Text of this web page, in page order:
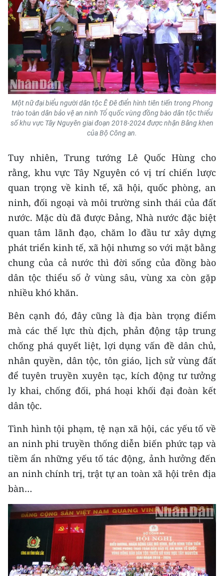
Một nữ đại biểu người dân tộc Ê Đê điển hình tiên tiến trong Phong
trào toàn dân bảo vệ an ninh Tổ quốc vùng đồng bào dân tộc thiểu
số khu vực Tây Nguyên giai đoạn 2018-2024 được nhận Bằng khen
của Bộ Công an.
Tuy nhiên, Trung tướng Lê Quốc Hùng cho
rằng, khu vực Tây Nguyên có vị trí chiến lược
quan trọng về kinh tế, xã hội, quốc phòng, an
ninh, đối ngoại và môi trường sinh thái của đất
nước. Mặc dù đã được Đảng, Nhà nước đặc biệt
quan tâm lãnh đạo, chăm lo đầu tư xây dựng
phát triển kinh tế, xã hội nhưng so với mặt bằng
chung của cả nước thì đời sống của đồng bào
dân tộc thiểu số ở vùng sâu, vùng xa còn gặp
nhiều khó khăn.
Bên cạnh đó, đây cũng là địa bàn trọng điểm
mà các thế lực thù địch, phản động tập trung
chống phá quyết liệt, lợi dụng vấn đề dân chủ,
nhân quyền, dân tộc, tôn giáo, lịch sử vùng đất
để tuyên truyền xuyên tạc, kích động tư tưởng
ly khai, chống đối, phá hoại khối đại đoàn kết
dân tộc.
Tình hình tội phạm, tệ nạn xã hội, các yếu tố về
an ninh phi truyền thống diễn biến phức tạp và
tiềm ẩn những yếu tố tác động, ảnh hưởng đến
an ninh chính trị, trật tự an toàn xã hội trên địa
bàn…